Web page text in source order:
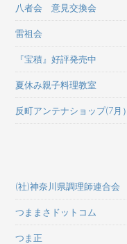
八者会 意見交換会
雷祖会
『宝積』好評発売中
夏休み親子料理教室
反町アンテナショップ(7月）
(社)神奈川県調理師連合会
つままさドットコム
つま正